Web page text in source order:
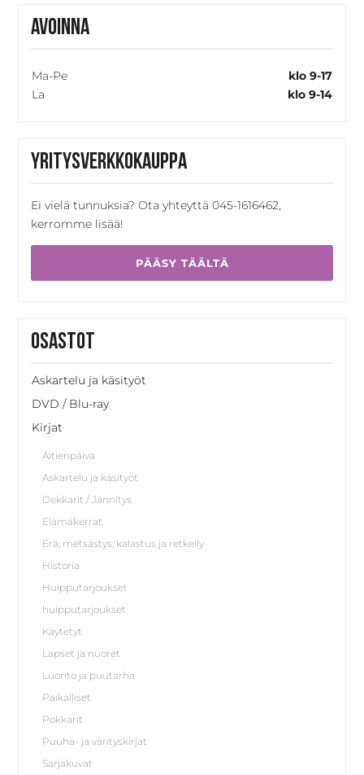
Avoinna
Ma-Pe
klo 9-17
La
klo 9-14
Yritysverkkokauppa
Ei vielä tunnuksia? Ota yhteyttä 045-1616462,
kerromme lisää!
PÄÄSY TÄÄLTÄ
Osastot
Askartelu ja käsityöt
DVD / Blu-ray
Kirjat
Äitienpäivä
Askartelu ja käsityöt
Dekkarit / Jännitys
Elämäkerrat
Erä, metsästys, kalastus ja retkeily
Historia
Huipputarjoukset
huipputarjoukset
Käytetyt
Lapset ja nuoret
Luonto ja puutarha
Paikalliset
Pokkarit
Puuha- ja värityskirjat
Sarjakuvat